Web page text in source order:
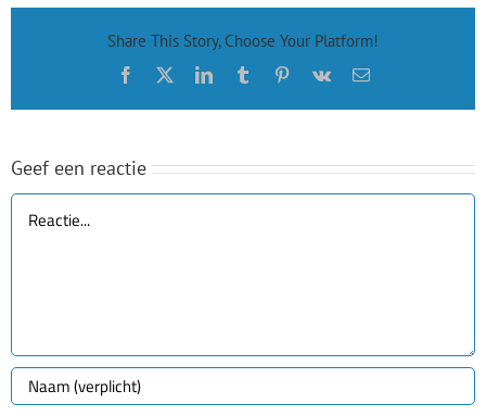
Share This Story, Choose Your Platform!
Facebook
X LinkedInTumblrPinterest
Vk
E-
Geef een reactie
Reactie